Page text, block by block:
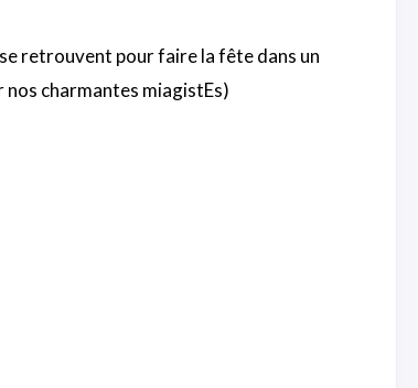
retrouvent pour faire la fête dans un
charmantes miagistEs)